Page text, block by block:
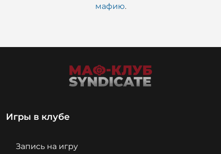
мафию.
Игры в клубе
Запись на игру